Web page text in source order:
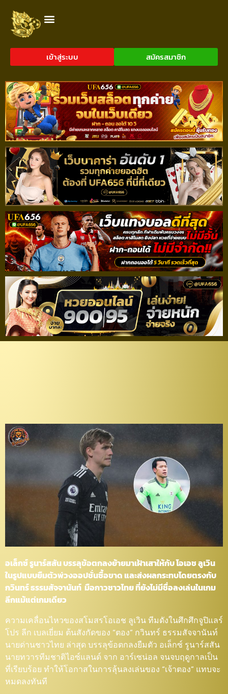
เข้าสู่ระบบ สมัครสมาชิก
อเล็กซ์ รูนาร์สสัน บรรลุข้อตกลงย้ายมาเฝ้าเสาให้กับ โอเอช ลูเวิน
ในรูปแบบยืมตัวพ่วงออปชั่นซื้อขาด และส่งผลกระทบโดยตรงกับ
กวินทร์ ธรรมสัจจานันท์ มือกาวชาวไทย ที่ยังไม่มีชื่อลงเล่นในเกม
ลีกแม้แต่เกมเดียว
ความเคลื่อนไหวของสโมสรโอเอช ลูเวิน ทีมดังในศึกศึกจูปิแลร์
โปร ลีก เบลเยี่ยม ต้นสังกัดของ “ตอง” กวินทร์ ธรรมสัจจานันท์
นายด่านชาวไทย ล่าสุด บรรลุข้อตกลงยืมตัว อเล็กซ์ รูนาร์สสัน
นายทวารทีมชาติไอซ์แลนด์ จาก อาร์เซน่อล จนจบฤดูกาลเป็น
ที่เรียบร้อย ทำให้โอกาสในการลุ้นลงเล่นของ “เจ้าตอง” แทบจะ
หมดลงทันที